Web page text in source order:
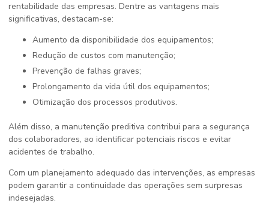
rentabilidade das empresas. Dentre as vantagens mais
significativas, destacam-se:
Aumento da disponibilidade dos equipamentos;
Redução de custos com manutenção;
Prevenção de falhas graves;
Prolongamento da vida útil dos equipamentos;
Otimização dos processos produtivos.
Além disso, a manutenção preditiva contribui para a segurança
dos colaboradores, ao identificar potenciais riscos e evitar
acidentes de trabalho.
Com um planejamento adequado das intervenções, as empresas
podem garantir a continuidade das operações sem surpresas
indesejadas.